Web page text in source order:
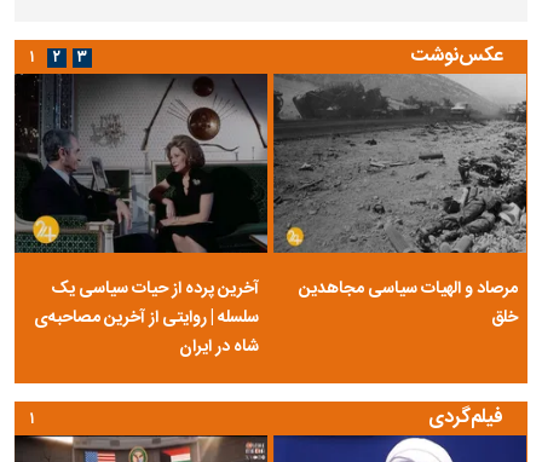
عکس‌نوشت
مرصاد و الهیات سیاسی مجاهدین
خلق
آخرین پرده از حیات سیاسی یک
سلسله | روایتی از آخرین مصاحبه‌ی
شاه در ایران
۱ ۲ ۳
فیلم‌گردی ۱